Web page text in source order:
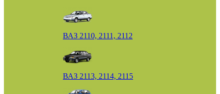
ВАЗ 2110, 2111, 2112
ВАЗ 2113, 2114, 2115